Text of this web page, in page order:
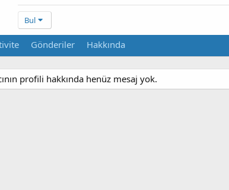
Bul
Gönderiler Hakkında
profili hakkında henüz mesaj yok.